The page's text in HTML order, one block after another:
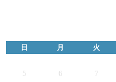
日 月 火
5
6 7